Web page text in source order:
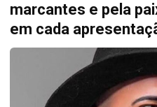
marcantes e pela
em cada